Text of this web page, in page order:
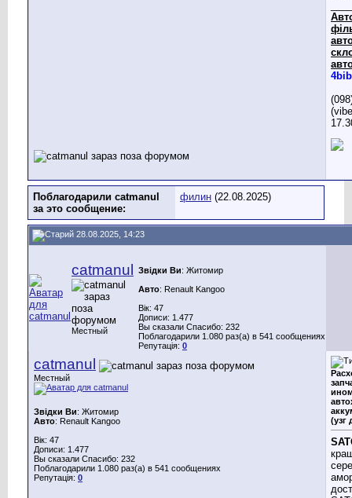
Поблагодарили catmanul
за это сообщение:
филин (22.08.2025)
28.08.2025, 14:23
catmanul
Местный
Звідки Ви: Житомир
Авто: Renault Kangoo
Вік: 47
Дописи: 1.477
Вы сказали Спасибо: 232
Поблагодарили 1.080 раз(а) в 541 сообщениях
Репутація: 0
catmanul
Местный
Звідки Ви: Житомир
Авто: Renault Kangoo
Вік: 47
Дописи: 1.477
Вы сказали Спасибо: 232
Поблагодарили 1.080 раз(а) в 541 сообщениях
Репутація: 0
(узг